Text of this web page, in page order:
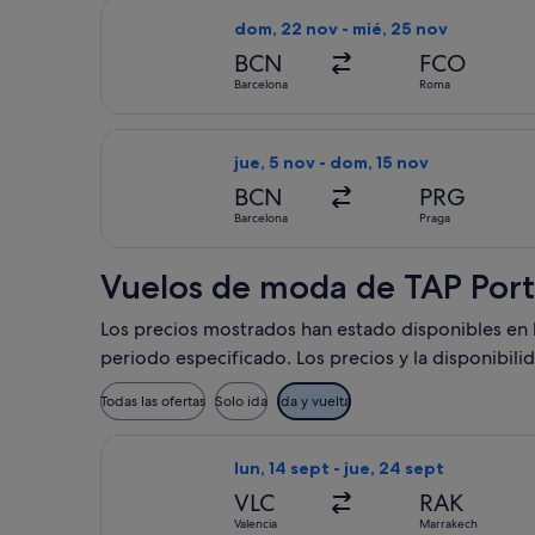
dom, 22 nov - mié, 25 nov
BCN
Barcelona
FCO
Roma
jue, 5 nov - dom, 15 nov
BCN
Barcelona
PRG
Praga
Vuelos de moda de TAP
Los precios mostrados han estado disponibles
periodo especificado. Los precios y la
Todas las ofertas Solo ida Ida y vuelta
lun, 14 sept - jue, 24 sept
VLC
Valencia
RAK
Marrakech